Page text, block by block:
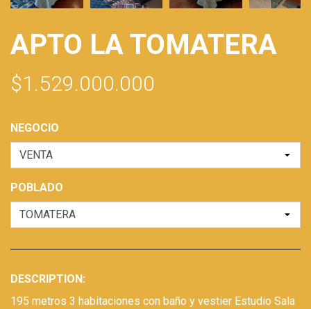
APTO LA TOMATERA
$1.529.000.000
NEGOCIO
POBLADO
DESCRIPTION:
195 metros 3 habitaciones con baño y vestier Estudio Sala